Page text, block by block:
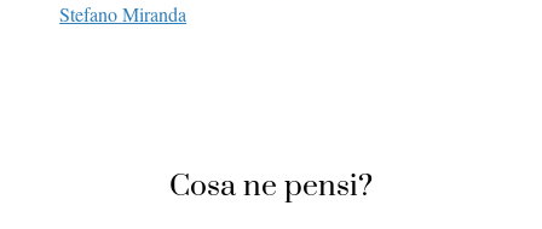
Stefano Miranda
Cosa ne pensi?